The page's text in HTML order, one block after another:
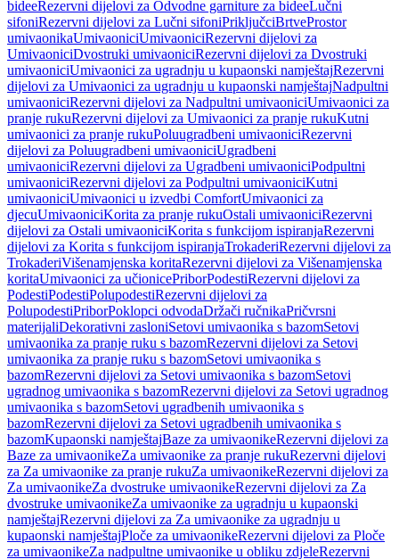
bideeRezervni dijelovi za Odvodne garniture za bideeLučni
sifoniRezervni dijelovi za Lučni sifoniPriključciBrtveProstor
umivaonikaUmivaoniciUmivaoniciRezervni dijelovi za
UmivaoniciDvostruki umivaoniciRezervni dijelovi za Dvostruki
umivaoniciUmivaonici za ugradnju u kupaonski namještajRezervni
dijelovi za Umivaonici za ugradnju u kupaonski namještajNadpultni
umivaoniciRezervni dijelovi za Nadpultni umivaoniciUmivaonici za
pranje rukuRezervni dijelovi za Umivaonici za pranje rukuKutni
umivaonici za pranje rukuPoluugradbeni umivaoniciRezervni
dijelovi za Poluugradbeni umivaoniciUgradbeni
umivaoniciRezervni dijelovi za Ugradbeni umivaoniciPodpultni
umivaoniciRezervni dijelovi za Podpultni umivaoniciKutni
umivaoniciUmivaonici u izvedbi ComfortUmivaonici za
djecuUmivaoniciKorita za pranje rukuOstali umivaoniciRezervni
dijelovi za Ostali umivaoniciKorita s funkcijom ispiranjaRezervni
dijelovi za Korita s funkcijom ispiranjaTrokaderiRezervni dijelovi za
TrokaderiVišenamjenska koritaRezervni dijelovi za Višenamjenska
koritaUmivaonici za učionicePriborPodestiRezervni dijelovi za
PodestiPodestiPolupodestiRezervni dijelovi za
PolupodestiPriborPoklopci odvodaDržači ručnikaPričvrsni
materijaliDekorativni zasloniSetovi umivaonika s bazomSetovi
umivaonika za pranje ruku s bazomRezervni dijelovi za Setovi
umivaonika za pranje ruku s bazomSetovi umivaonika s
bazomRezervni dijelovi za Setovi umivaonika s bazomSetovi
ugradnog umivaonika s bazomRezervni dijelovi za Setovi ugradnog
umivaonika s bazomSetovi ugradbenih umivaonika s
bazomRezervni dijelovi za Setovi ugradbenih umivaonika s
bazomKupaonski namještajBaze za umivaonikeRezervni dijelovi za
Baze za umivaonikeZa umivaonike za pranje rukuRezervni dijelovi
za Za umivaonike za pranje rukuZa umivaonikeRezervni dijelovi za
Za umivaonikeZa dvostruke umivaonikeRezervni dijelovi za Za
dvostruke umivaonikeZa umivaonike za ugradnju u kupaonski
namještajRezervni dijelovi za Za umivaonike za ugradnju u
kupaonski namještajPloče za umivaonikeRezervni dijelovi za Ploče
za umivaonikeZa nadpultne umivaonike u obliku zdjeleRezervni